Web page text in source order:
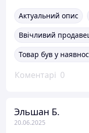
Актуальний опис
Ввічливий
Товар був у
Коментарі 0
Эльшан Б.
20.06.2025